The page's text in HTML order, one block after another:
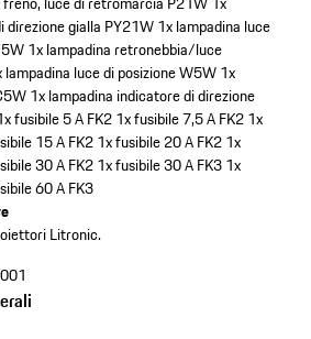
direzione gialla PY21W 1x lampadina luce
1x lampadina retronebbia/luce
lampadina luce di posizione W5W 1x
1x lampadina indicatore di direzione
fusibile 5 A FK2 1x fusibile 7,5 A FK2 1x
15 A FK2 1x fusibile 20 A FK2 1x
30 A FK2 1x fusibile 30 A FK3 1x
60 A FK3
Litronic.